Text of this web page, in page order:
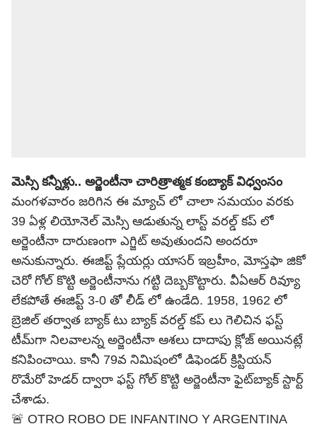
మెస్సి కన్నీళ్లు.. అర్జెంటీనా చారిత్రాత్మక కంబ్యాక్ విధ్వంసం
మంగళవారం జరిగిన ఈ మ్యాచ్ లో చాలా సమయం వరకు
39 ఏళ్ల లియోనెల్ మెస్సి ఆడుతున్న లాస్ట్ వరల్డ్ కప్ లో
అర్జెంటీనా దారుణంగా ఎగ్జిట్ అవుతుందని అందరూ
అనుకున్నారు. ఈజిప్ట్ ప్లేయర్లు యాసర్ ఇబ్రహీం, మోస్తఫా జికో
చెరో గోల్ కొట్టి అర్జెంటీనాను గట్టి దెబ్బకొట్టారు. వీఏఆర్ రివ్యూ
లేకపోతే ఈజిప్ట్ 3-0 తో లీడ్ లో ఉండేది. 1958, 1962 లో
బ్రెజిల్ తర్వాత బ్యాక్ టు బ్యాక్ వరల్డ్ కప్ లు గెలిచిన ఫస్ట్
టీమ్‌గా నిలవాలన్న అర్జెంటీనా ఆశలు దాదాపు క్లోజ్ అయినట్లే
కనిపించాయి. కానీ 79వ నిమిషంలో డిఫెండర్ క్రిస్టియన్
రొమేరో హెడర్ ద్వారా ఫస్ట్ గోల్ కొట్టి అర్జెంటీనా ఫైట్‌బ్యాక్ స్టార్ట్
చేశాడు.
🚨 OTRO ROBO DE INFANTINO Y ARGENTINA